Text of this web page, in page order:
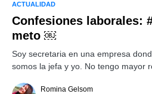
ACTUALIDAD
Confesiones laborales:
meto ￼
Soy secretaria en una empresa
somos la jefa y yo. No tengo mayor
Romina Gelsom